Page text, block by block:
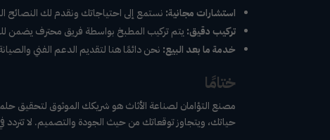
استشارات مجانية: نستمع إلى احتياجاتك ونقدم لك النصائح
تركيب دقيق:يتم تركيب المطبخ بواسطة فريق محترف يضمن
خدمة ما بعد البيع: نحن دائمًا هنا لتقديم الدعم الفني
ختامًا
مصنع التؤامان لصناعة الأثاث هو شريكك الموثوق
حياتك، ويتجاوز توقعاتك من حيث الجودة والتصميم. لا تتردد في